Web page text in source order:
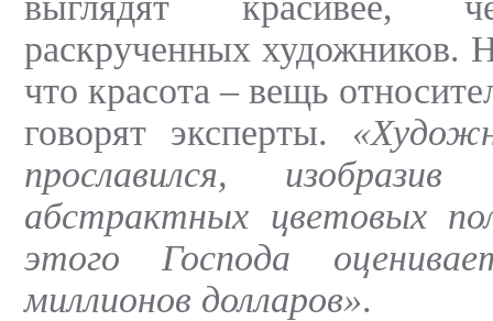
раскрученных художников.
что красота – вещь
говорят эксперты.
прославился,
абстрактных цветовых
этого Господа
миллионов долларов».